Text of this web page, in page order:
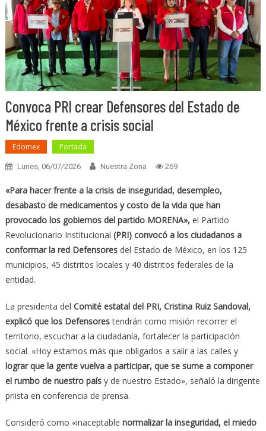
Convoca PRI crear Defensores del Estado de
México frente a crisis social
Edomex Portada
Lunes, 06/07/2026 Nuestra Zona 269
«Para hacer frente a la crisis de inseguridad, desempleo,
desabasto de medicamentos y costo de la vida que han
provocado los gobiernos del partido MORENA», el Partido
Revolucionario Institucional (PRI) convocó a los ciudadanos a
conformar la red Defensoresdel Estado de México, en los 125
municipios, 45 distritos locales y 40 distritos federales de la
entidad.
La presidenta del Comité estatal del PRI, Cristina Ruiz Sandoval,
explicó que los Defensorestendrán como misión recorrer el
territorio, escuchar a la ciudadanía, fortalecer la participación
social. «Hoy estamos más que obligados a salir a las calles y
lograr que la gente vuelva a participar, que se sume a componer
el rumbo de nuestro paísy de nuestro Estado», señaló la dirigente
priista en conferencia de prensa.
Consideró como «inaceptable normalizar la inseguridad, el miedo